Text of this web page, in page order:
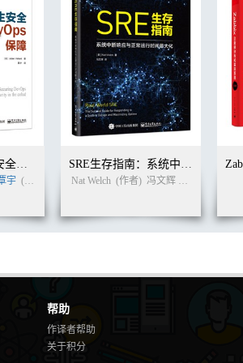
DevOps安全：云安全服务
宇 (译者)
SRE生存指南：系统中断响应与正常运行时间最大化
Nat Welch (作者) 冯文辉 冯文辉
帮助
作译者帮助
关于积分